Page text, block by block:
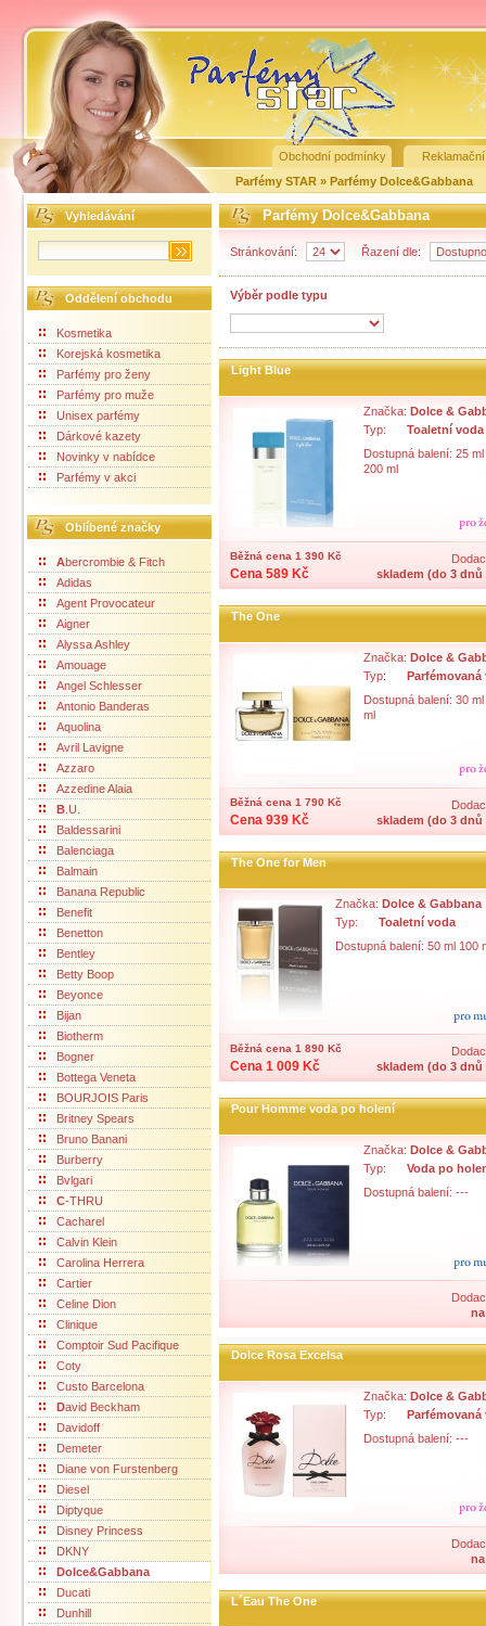
Obchodní podmínky
Parfémy STAR » Parfémy Dolce&Gabbana
Vyhledávání
Oddělení obchodu
Kosmetika
Korejská kosmetika
Parfémy pro ženy
Parfémy pro muže
Unisex parfémy
Dárkové kazety
Novinky v nabídce
Parfémy v akci
Oblíbené značky
Abercrombie & Fitch
Adidas
Agent Provocateur
Aigner
Alyssa Ashley
Amouage
Angel Schlesser
Antonio Banderas
Aquolina
Avril Lavigne
Azzaro
Azzedine Alaia
B .U.
Baldessarini
Balenciaga
Balmain
Banana Republic
Benefit
Benetton
Bentley
Betty Boop
Beyonce
Bijan
Biotherm
Bogner
Bottega Veneta
BOURJOIS Paris
Britney Spears
Bruno Banani
Burberry
Bvlgari
C-THRU
Cacharel
Calvin Klein
Carolina Herrera
Cartier
Celine Dion
Clinique
Comptoir Sud Pacifique
Coty
Custo Barcelona
David Beckham
Davidoff
Demeter
Diane von Furstenberg
Diesel
Diptyque
Disney Princess
DKNY
Dolce&Gabbana
Ducati
Dunhill
Parfémy Dolce&Gabbana
Stránkování: Řazení dle:
Výběr podle typu
Light Blue
Značka: Dolce &
Typ:
Toaletní voda
Dostupná balení: 25 ml
200 ml
Běžná cena 1 390 Kč
Cena 589 Kč
skladem (do 3 dnů
The One
Značka: Dolce &
Typ:
Parfémovaná
Dostupná balení: 30
ml
Běžná cena 1 790 Kč
Cena 939 Kč
skladem (do 3 dnů
The One for Men
Značka: Dolce & Gabbana
Typ:
Toaletní voda
Dostupná balení: 50 ml 100
Běžná cena 1 890 Kč
Cena 1 009 Kč
skladem (do 3 dnů
Pour Homme voda po holení
Značka: Dolce &
Typ:
Voda po
Dostupná balení: ---
Dolce Rosa Excelsa
Značka: Dolce &
Typ:
Parfémovaná
Dostupná balení: ---
L´Eau The One